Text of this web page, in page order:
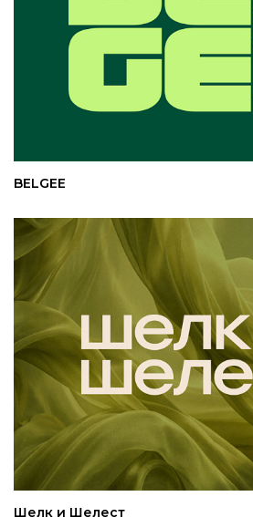
BELGEE
Шелк и Шелест